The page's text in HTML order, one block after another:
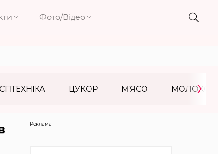
Фото/Відео
ЦУКОР М’ЯСО МОЛОКО
›
Реклама